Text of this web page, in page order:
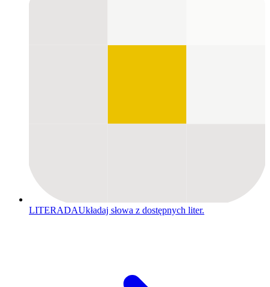
LITERADAUkładaj słowa z dostępnych liter.